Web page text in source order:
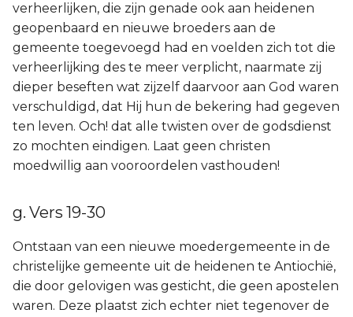
verheerlijken, die zijn genade ook aan heidenen
geopenbaard en nieuwe broeders aan de
gemeente toegevoegd had en voelden zich tot die
verheerlijking des te meer verplicht, naarmate zij
dieper beseften wat zijzelf daarvoor aan God waren
verschuldigd, dat Hij hun de bekering had gegeven
ten leven. Och! dat alle twisten over de godsdienst
zo mochten eindigen. Laat geen christen
moedwillig aan vooroordelen vasthouden!
g. Vers 19-30
Ontstaan van een nieuwe moedergemeente in de
christelijke gemeente uit de heidenen te Antiochië,
die door gelovigen was gesticht, die geen apostelen
waren. Deze plaatst zich echter niet tegenover de